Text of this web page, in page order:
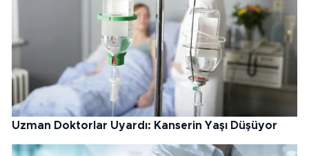
Uzman Doktorlar Uyardı: Kanserin Yaşı Düşüyor